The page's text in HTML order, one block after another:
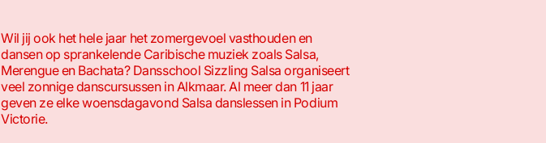
Wil jij ook het hele jaar het zomergevoel vasthouden en
dansen op sprankelende Caribische muziek zoals Salsa,
Merengue en Bachata? Dansschool Sizzling Salsa organiseert
veel zonnige danscursussen in Alkmaar. Al meer dan 11 jaar
geven ze elke woensdagavond Salsa danslessen in Podium
Victorie.